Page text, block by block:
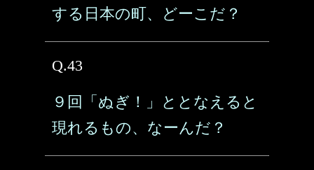
する日本の町、どーこだ？
Q.43
９回「ぬぎ！」ととなえると
現れるもの、なーんだ？